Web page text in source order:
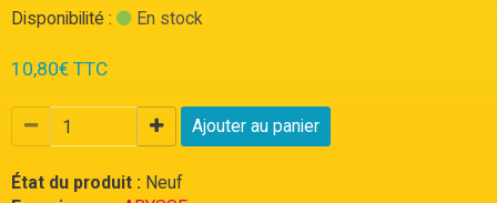
Disponibilité : En stock
10,80€ TTC
Ajouter au panier
État du produit : Neuf